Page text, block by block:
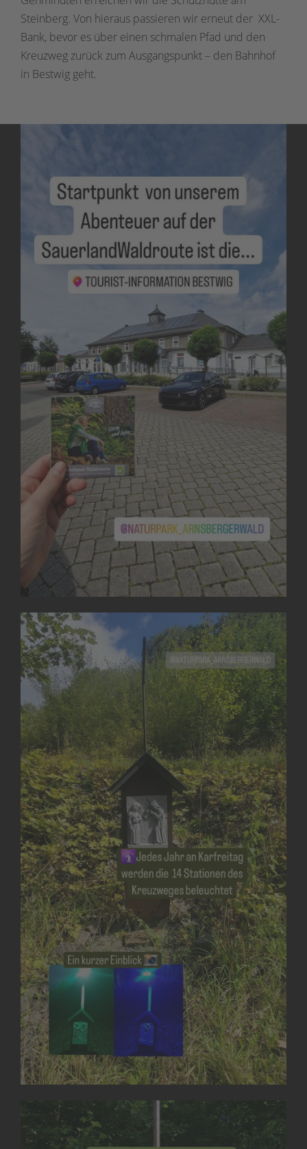
Steinberg. Von hieraus passieren wir erneut der XXL-
Bank, bevor es über einen schmalen Pfad und den
Kreuzweg zurück zum Ausgangspunkt – den Bahnhof
in Bestwig geht.